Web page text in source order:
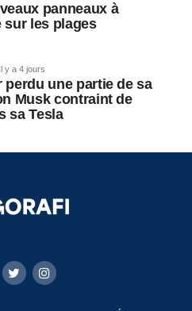
panneaux à
sur les plages
Il y a 4 jours
perdu une partie de sa
Musk contraint de
sa Tesla